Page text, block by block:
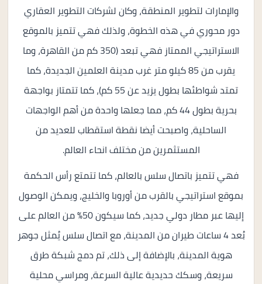
والإمارات لتطوير المنطقة، وكان لشركات التطوير العقاري
دور محوري في هذه الخطوة، ولذلك فهي تتميز بالموقع
الاستراتيجي الممتاز فهي تبعد (350 كم من القاهرة، وما
يقرب من 85 كيلو متر غرب مدينة العلمين الجديدة، كما
تمتد شواطئها بطول يزيد عن 55 كم)، كما تتمتاز بواجهة
بحرية بطول 44 كم، مما جعلها واحدة من أهم الواجهات
الساحلية، واصبحت أيضا نقطة استقطاب للعديد من
المستثمرين من مختلف انحاء العالم.
فهي تتميز باتصال سلس بالعالم، كما تتمتع رأس الحكمة
بموقع استراتيجي بالقرب من أوروبا والخليج، ويمكن الوصول
إليها عبر مطار دولي جديد، كما سيكون 50% من العالم على
بُعد 4 ساعات طيران من المدينة، مع اتصال سلس يُمثل جوهر
هوية المدينة، بالإضافة إلى ذلك، تم دمج شبكة طرق
سريعة، وسكك حديدية عالية السرعة، ومراسي محلية